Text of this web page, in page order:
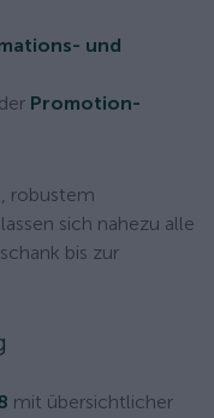
und
Promotion-
robustem
sich nahezu alle
bis zur
mit übersichtlicher